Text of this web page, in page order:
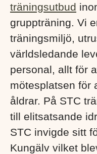
träningsutbud
gruppträning. Vi
träningsmiljö,
världsledande
personal, allt för
mötesplatsen för
åldrar. På STC
till elitsatsande
STC invigde sitt
Kungälv vilket